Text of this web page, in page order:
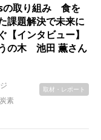
の取り組み 食を
課題解決で未来に
【インタビュー】
の木 池田 薫さん
素
取材・レポート